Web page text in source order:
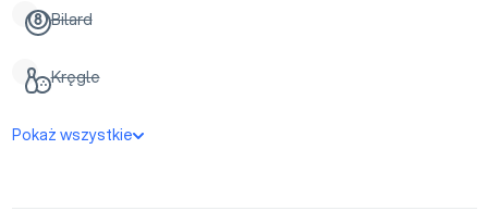
Bilard
Kręgle
Pokaż wszystkie